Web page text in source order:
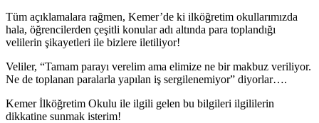
Tüm açıklamalara rağmen, Kemer’de ki ilköğretim okullarımızda
hala, öğrencilerden çeşitli konular adı altında para toplandığı
velilerin şikayetleri ile bizlere iletiliyor!
Veliler, “Tamam parayı verelim ama elimize ne bir makbuz veriliyor.
Ne de toplanan paralarla yapılan iş sergilenemiyor” diyorlar….
Kemer İlköğretim Okulu ile ilgili gelen bu bilgileri ilgililerin
dikkatine sunmak isterim!